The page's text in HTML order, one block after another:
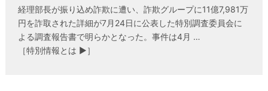
経理部長が振り込め詐欺に遭い、詐欺グループに11億7,981万
円を詐取された詳細が7月24日に公表した特別調査委員会に
よる調査報告書で明らかとなった。事件は4月 …
［特別情報とは ▶］